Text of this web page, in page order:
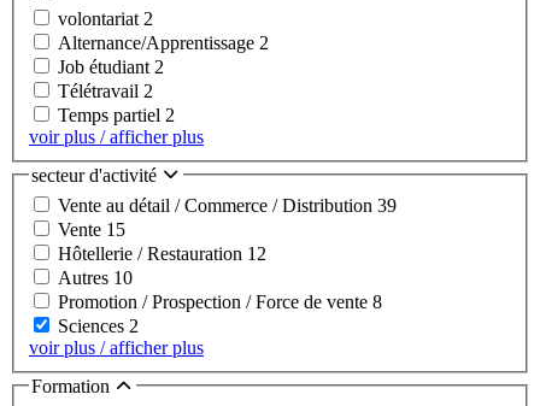
volontariat 2
Alternance/Apprentissage 2
Job étudiant 2
Télétravail 2
Temps partiel 2
voir plus / afficher plus
secteur d'activité
Vente au détail / Commerce / Distribution 39
Vente 15
Hôtellerie / Restauration 12
Autres 10
Promotion / Prospection / Force de vente 8
Sciences 2
voir plus / afficher plus
Formation